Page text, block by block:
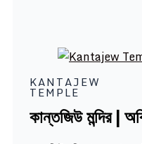
KANTAJEW
TEMPLE
কান্তজিউ মন্দির |